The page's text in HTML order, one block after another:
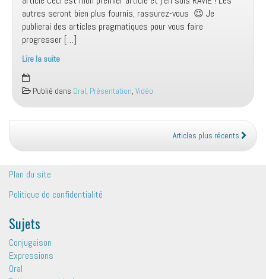
autres seront bien plus fournis, rassurez-vous 😉 Je
publierai des articles pragmatiques pour vous faire
progresser […]
Lire la suite
Hello
everyone!
Venez
progresser
en
!
Publié dans Oral, Présentation, Vidéo
Articles plus récents
Plan du site
Politique de confidentialité
Sujets
Conjugaison
Expressions
Oral